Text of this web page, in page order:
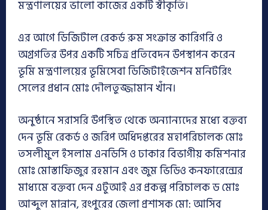
মন্ত্রণালয়ের ভালো কাজের একটি স্বীকৃতি।
এর আগে ডিজিটাল রেকর্ড রুম সংক্রান্ত কারিগরি ও
অগ্রগতির উপর একটি সচিত্র প্রতিবেদন উপস্থাপন করেন
ভূমি মন্ত্রণালয়ের ভূমিসেবা ডিজিটাইজেশন মনিটরিং
সেলের প্রধান মোঃ দৌলতুজ্জামান খাঁন।
অনুষ্ঠানে সরাসরি উপস্থিত থেকে অন্যান্যদের মধ্যে বক্তব্য
দেন ভূমি রেকর্ড ও জরিপ অধিদপ্তরের মহাপরিচালক মোঃ
তসলীমুল ইসলাম এনডিসি ও ঢাকার বিভাগীয় কমিশনার
মোঃ মোস্তাফিজুর রহমান এবং জুম ভিডিও কনফারেন্সের
মাধ্যমে বক্তব্য দেন এটুআই এর প্রকল্প পরিচালক ড মোঃ
আব্দুল মান্নান, রংপুরের জেলা প্রশাসক মো: আসিব